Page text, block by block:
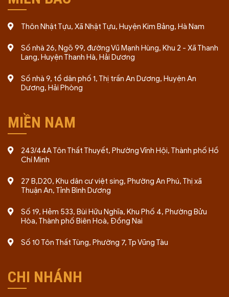
Thôn Nhật Tựu, Xã Nhật Tựu, Huyện Kim Bảng, Hà Nam
Số nhà 26, Ngõ 99, đường Vũ Mạnh Hùng, Khu 2 - Xã Thanh
Lang, Huyện Thanh Hà, Hải Dương
Số nhà 9, tổ dân phố 1, Thị trấn An Dương, Huyện An
Dương, Hải Phòng
MIỀN NAM
243/44A Tôn Thất Thuyết, Phường Vĩnh Hội, Thành phố Hồ
Chí Minh
27 B,D20, Khu dân cư việt sing, Phường An Phú, Thị xã
Thuận An, Tỉnh Bình Dương
Số 19, Hẻm 533, Bùi Hữu Nghĩa, Khu Phố 4, Phường Bửu
Hòa, Thành phố Biên Hoà, Đồng Nai
Số 10 Tôn Thất Tùng, Phường 7, Tp Vũng Tàu
CHI NHÁNH